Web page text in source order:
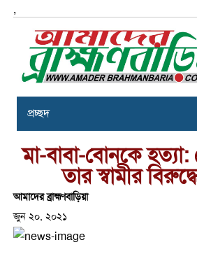
,
প্রচ্ছদ
মা-বাবা-বোনকে
তার স্বামীর
আমাদের ব্রাহ্মণবাড়িয়া
জুন ২০, ২০২১